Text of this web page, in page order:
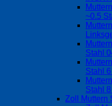
~0.5
Stahl
Stahl
Stahl
Zoll Muttern